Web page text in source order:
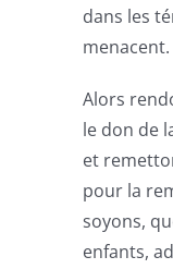
dans les
menacent.
Alors
le don de
et
pour la
soyons,
enfants,